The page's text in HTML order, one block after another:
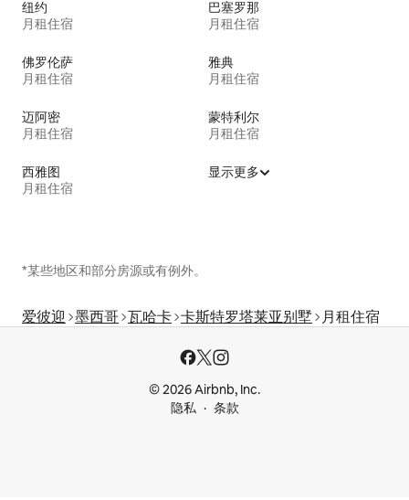
纽约
月租住宿
巴塞罗那
月租住宿
佛罗伦萨
月租住宿
雅典
月租住宿
迈阿密
月租住宿
蒙特利尔
月租住宿
西雅图
月租住宿
显示更多
*某些地区和部分房源或有例外。
爱彼迎 墨西哥 瓦哈卡 卡斯特罗塔莱亚别墅 月租住宿
© 2026 Airbnb, Inc.
隐私
条款